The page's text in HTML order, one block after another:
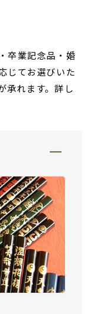
ザイン箸（小ロッ
ご質問
ッフブログ
卒業記念品・婚
じてお選びいた
承れます。詳し